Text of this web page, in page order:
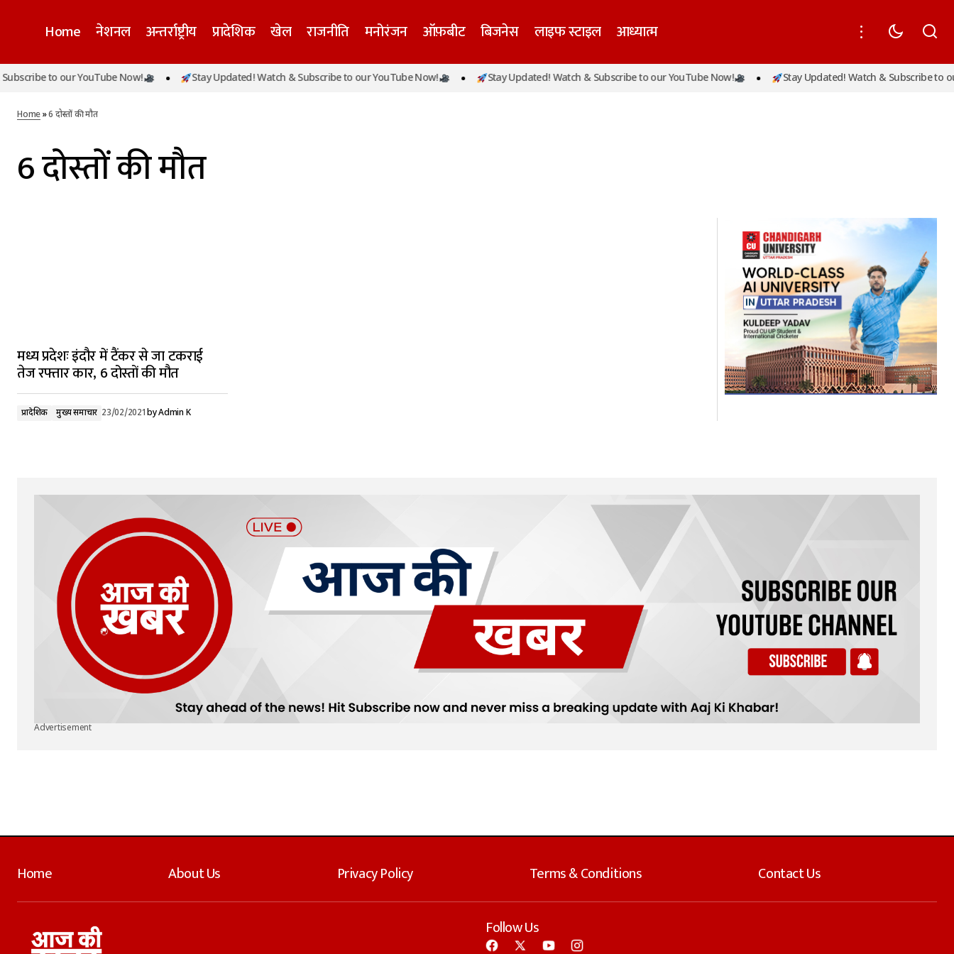
Home नेशनल अन्तर्राष्ट्रीय प्रादेशिक खेल राजनीति मनोरंजन ऑफ़बीट बिजनेस लाइफ स्टाइल आध्यात्म
to our YouTube Now! Stay Updated! Watch & Subscribe to our YouTube Now! Stay Updated! Watch & Subscribe to our YouTube Now! Stay Updated! Watch & Subscribe to our
Home»6 दोस्तों की मौत
6 दोस्तों की मौत
मध्य प्रदेशः इंदौर में टैंकर से जा टकराई
तेज रफ्तार कार, 6 दोस्तों की मौत
प्रादेशिक मुख्य समाचार 23/02/2021byAdmin K
Advertisement
Home About Us Privacy Policy Terms & Conditions Contact Us
Follow Us